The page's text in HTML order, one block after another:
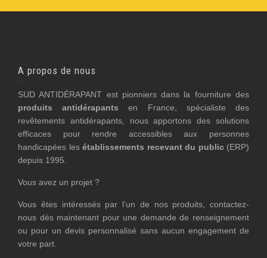
A propos de nous
SUD ANTIDÉRAPANT est pionniers dans la fourniture des
produits antidérapants en France, spécialiste des
revêtements antidérapants, nous apportons des solutions
efficaces pour rendre accessibles aux personnes
handicapées les établissements recevant du public(ERP)
depuis 1995.
Vous avez un projet ?
Vous êtes intéressés par l’un de nos produits, contactez-
nous dès maintenant pour une demande de renseignement
ou pour un devis personnalisé sans aucun engagement de
votre part.